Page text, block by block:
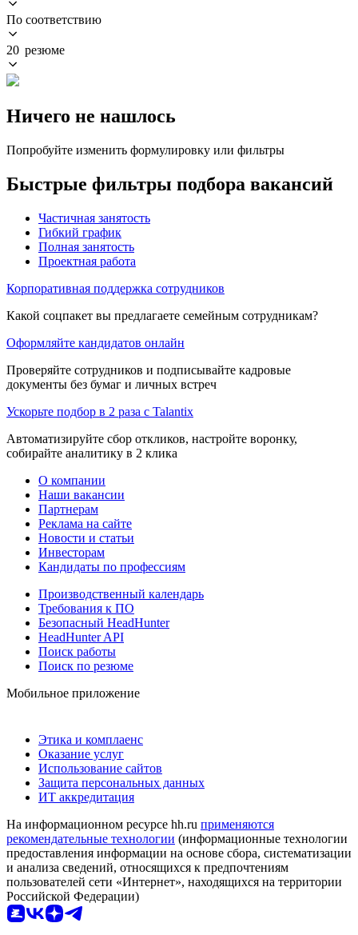
По соответствию
20 резюме
Ничего не нашлось
Попробуйте изменить формулировку или фильтры
Быстрые фильтры подбора вакансий
Частичная занятость
Гибкий график
Полная занятость
Проектная работа
Корпоративная поддержка сотрудников
Какой соцпакет вы предлагаете семейным сотрудникам?
Оформляйте кандидатов онлайн
Проверяйте сотрудников и подписывайте кадровые
документы без бумаг и личных встреч
Ускорьте подбор в 2 раза с Talantix
Автоматизируйте сбор откликов, настройте воронку,
собирайте аналитику в 2 клика
О компании
Наши вакансии
Партнерам
Реклама на сайте
Новости и статьи
Инвесторам
Кандидаты по профессиям
Производственный календарь
Требования к ПО
Безопасный HeadHunter
HeadHunter API
Поиск работы
Поиск по резюме
Мобильное приложение
Этика и комплаенс
Оказание услуг
Использование сайтов
Защита персональных данных
ИТ аккредитация
На информационном ресурсе hh.ru применяются
рекомендательные технологии (информационные технологии
предоставления информации на основе сбора, систематизации
и анализа сведений, относящихся к предпочтениям
пользователей сети «Интернет», находящихся на территории
Российской Федерации)